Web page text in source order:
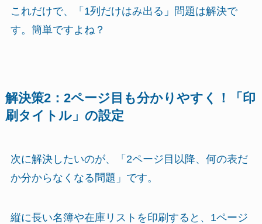
これだけで、「1列だけはみ出る」問題は解決で
す。簡単ですよね？
解決策2：2ページ目も分かりやすく！「印
刷タイトル」の設定
次に解決したいのが、「2ページ目以降、何の表だ
か分からなくなる問題」です。
縦に長い名簿や在庫リストを印刷すると、1ページ